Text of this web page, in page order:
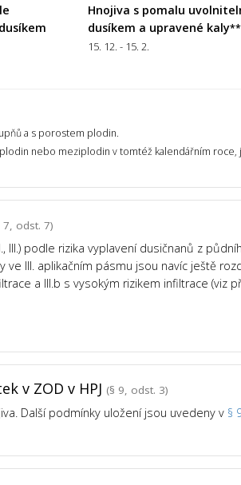
Hnojiva s pomalu
dusíkem a upravené kaly
15. 12. - 15. 2.
a s porostem plodin.
nebo meziplodin v tomtéž kalendářním roce,
7, odst. 7)
III.) podle rizika vyplavení dusičnanů z
III. aplikačním pásmu jsou navíc ještě
a III.b s vysokým rizikem infiltrace (viz
v ZOD v HPJ (§ 9, odst. 3)
Další podmínky uložení jsou uvedeny v §